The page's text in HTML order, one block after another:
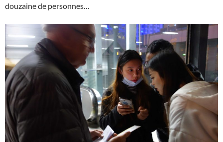
douzaine de personnes…